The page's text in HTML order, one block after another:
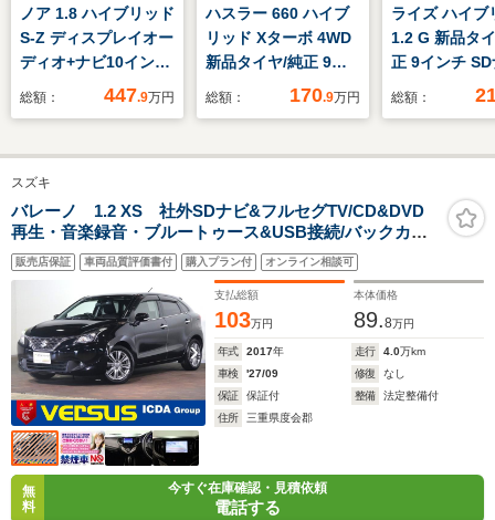
ノア 1.8 ハイブリッド
S-Z ディスプレイオー
ディオ+ナビ10インチ/
トヨタセーフティセン
前席/パノラミックビ
ューモニター/車線逸
脱防止支援システム/
シート ハーフレザー
総額： 447.9万円
ハスラー 660 ハイブ
リッド Xターボ 4WD
新品タイヤ/純正 9イ
ンチ SDナビ/衝突安全
テム/ヘッドランプ
り防止装置/アイドリ
ングストップ
総額： 170.9万円
ライズ ハイブ
1.2 G 新品タ
正 9インチ
ヨタセーフテ
プ LED/
滑り防止装置
総額：
スズキ
バレーノ 1.2 XS 社外SDナビ&フルセグTV/CD&DVD
再生・音楽録音・ブルートゥース&USB接続/バックカメ
ラ/前後ドラレコ/インテリキー/ETC/LEDオートライト/シ
ートヒーター/レーダーブレーキサポートII/純正16インチ
アルミ/禁煙車
販売店保証 車両品質評価書付 購入プラン付 オンライン相談可
支払総額
103万円
本体価格
89.8万円
年式 2017年 走行 4.0万km
車検
'27/09 修復
なし
保証
保証付 整備
法定整備付
住所
三重県度会郡
無
料
今すぐ在庫確認・見積依頼
電話する